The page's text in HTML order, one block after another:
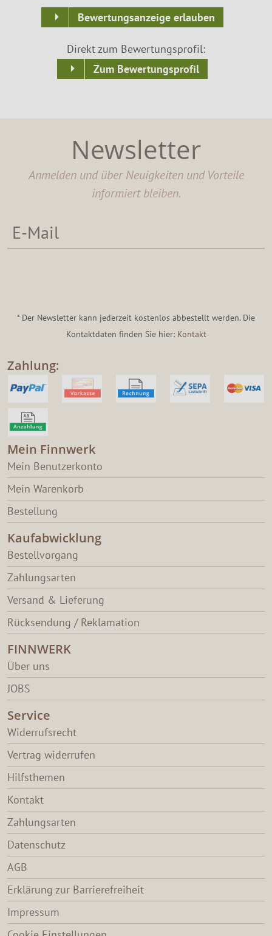
Bewertungsanzeige erlauben
Direkt zum Bewertungsprofil:
Zum Bewertungsprofil
Newsletter
Anmelden und über Neuigkeiten und Vorteile
informiert bleiben.
* Der Newsletter kann jederzeit kostenlos abbestellt werden. Die
Kontaktdaten finden Sie hier: Kontakt
Zahlung:
Mein Finnwerk
Mein Benutzerkonto
Mein Warenkorb
Bestellung
Kaufabwicklung
Bestellvorgang
Zahlungsarten
Versand & Lieferung
Rücksendung / Reklamation
FINNWERK
Über uns
JOBS
Service
Widerrufsrecht
Vertrag widerrufen
Hilfsthemen
Kontakt
Zahlungsarten
Datenschutz
AGB
Erklärung zur Barrierefreiheit
Impressum